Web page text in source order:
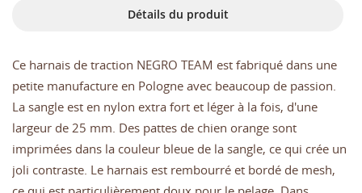
Détails du produit
Ce harnais de traction NEGRO TEAM est fabriqué dans une
petite manufacture en Pologne avec beaucoup de passion.
La sangle est en nylon extra fort et léger à la fois, d'une
largeur de 25 mm. Des pattes de chien orange sont
imprimées dans la couleur bleue de la sangle, ce qui crée un
joli contraste. Le harnais est rembourré et bordé de mesh,